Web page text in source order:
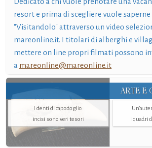
resort e prima di scegliere vuole saperne
"Visitandolo" attraverso un video
mareonline.it. I titolari di alberghi e
mettere on line propri filmati possono
a mareonline@mareonline.it
ARTE E
I denti di capodoglio
incisi sono veri tesori
i quadri